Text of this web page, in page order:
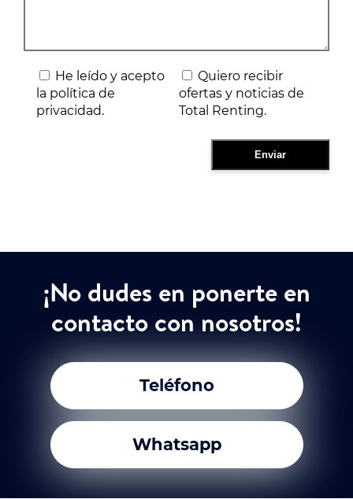
He leído y acepto
la política de
privacidad.
Quiero recibir
ofertas y noticias de
Total Renting.
¡No dudes en ponerte en
contacto con nosotros!
Teléfono
Whatsapp